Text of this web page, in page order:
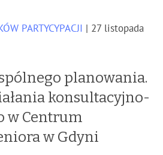
PARTYCYPACJI
| 27 listopada
planowania.
konsultacyjno-
w Centrum
w Gdyni